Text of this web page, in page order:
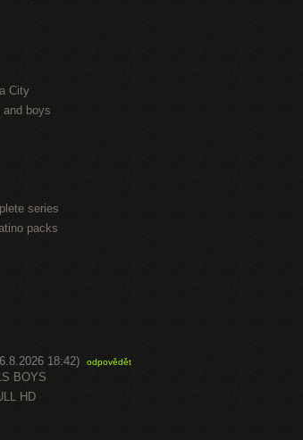
City
and boys
series
packs
18:42) odpovědět
BOYS
HD